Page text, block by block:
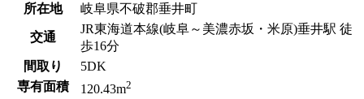
所在地 岐阜県不破郡垂井町
交通
JR東海道本線(岐阜～美濃赤坂・米原)垂井駅 徒
歩16分
間取り
5DK
専有面積
120.43m2